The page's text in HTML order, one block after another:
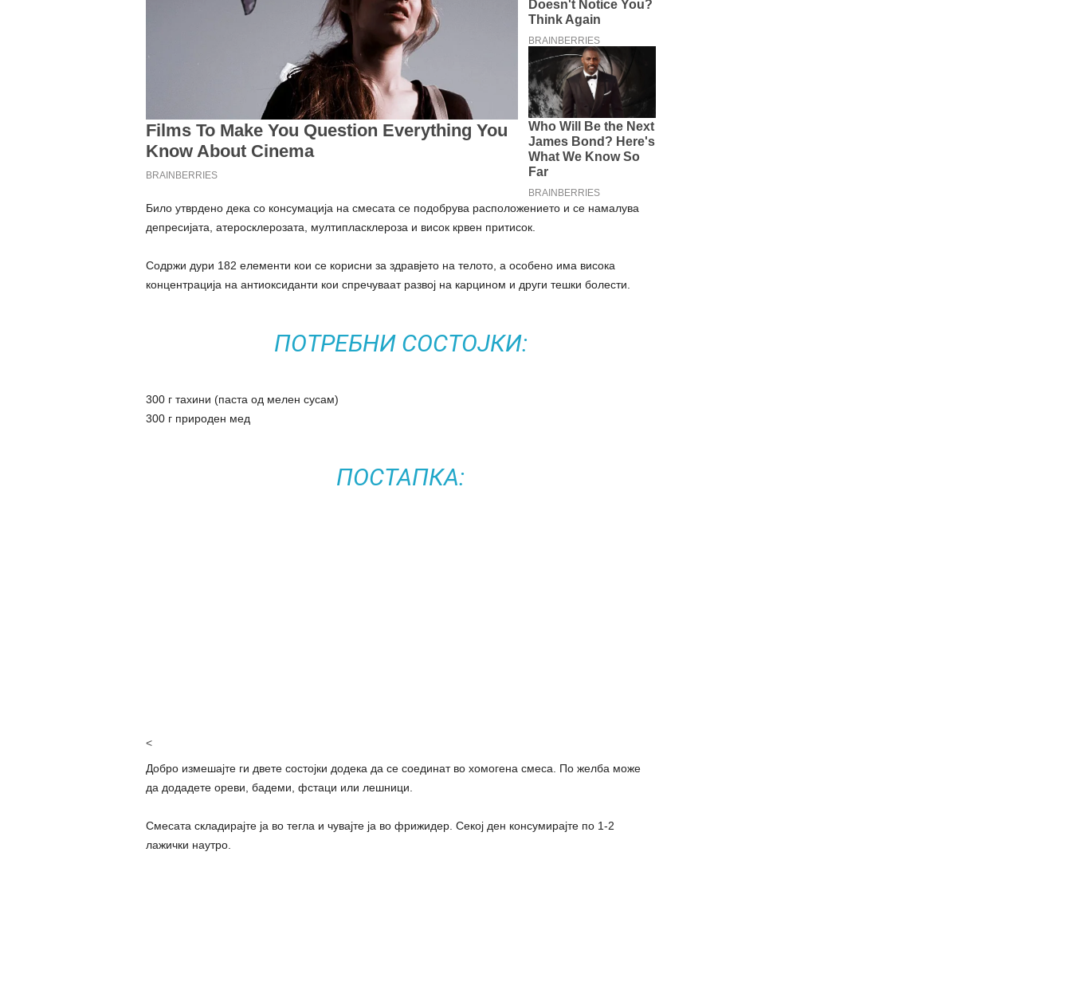
Било утврдено дека со консумација на смесата се подобрува расположението и се намалува
депресијата, атеросклерозата, мултипласклероза и висок крвен притисок.
Содржи дури 182 елементи кои се корисни за здравјето на телото, а особено има висока
концентрација на антиоксиданти кои спречуваат развој на карцином и други тешки болести.
ПОТРЕБНИ СОСТОЈКИ:
300 г тахини (паста од мелен сусам)
300 г природен мед
ПОСТАПКА:
<
Добро измешајте ги двете состојки додека да се соединат во хомогена смеса. По желба може
да додадете ореви, бадеми, фстаци или лешници.
Смесата складирајте ја во тегла и чувајте ја во фрижидер. Секој ден консумирајте по 1-2
лажички наутро.